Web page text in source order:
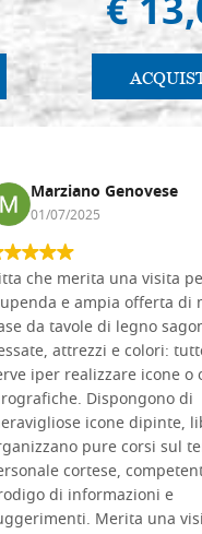
€
Marziano Genovese
01/07/2025
che merita una visita
e ampia offerta di
da tavole di legno
attrezzi e colori:
iper realizzare icone o
Dispongono di
icone dipinte,
pure corsi sul
cortese,
di informazioni e
Merita una